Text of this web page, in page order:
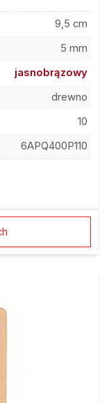
9,5 cm
5 mm
jasnobrązowy
drewno
10
6APQ400P110